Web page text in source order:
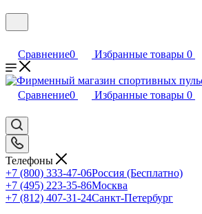
Сравнение0 Избранные товары 0
Сравнение0 Избранные товары 0
Телефоны
+7 (800) 333-47-06Россия (Бесплатно)
+7 (495) 223-35-86Москва
+7 (812) 407-31-24Санкт-Петербург